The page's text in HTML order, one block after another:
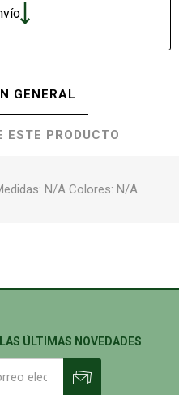
GENERAL
ESTE PRODUCTO
N/A Colores: N/A
ÚLTIMAS NOVEDADES